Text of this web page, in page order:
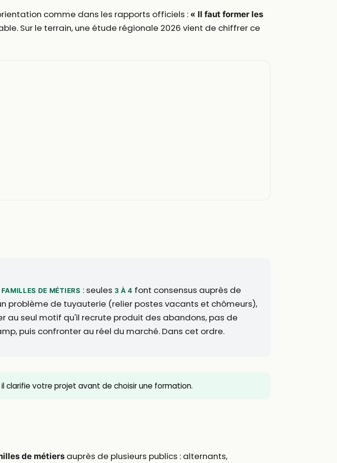
comme dans les rapports officiels : « Il faut former les
Sur le terrain, une étude régionale 2026 vient de chiffrer ce
DE MÉTIERS : seules 3 À 4 font consensus auprès de
problème de tuyauterie (relier postes vacants et chômeurs),
au seul motif qu'il recrute produit des abandons, pas de
puis confronter au réel du marché. Dans cet ordre.
il clarifie votre projet avant de choisir une formation.
de métiers auprès de plusieurs publics : alternants,